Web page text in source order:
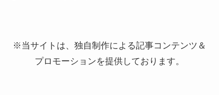
※当サイトは、独自制作による記事コンテンツ＆
プロモーションを提供しております。